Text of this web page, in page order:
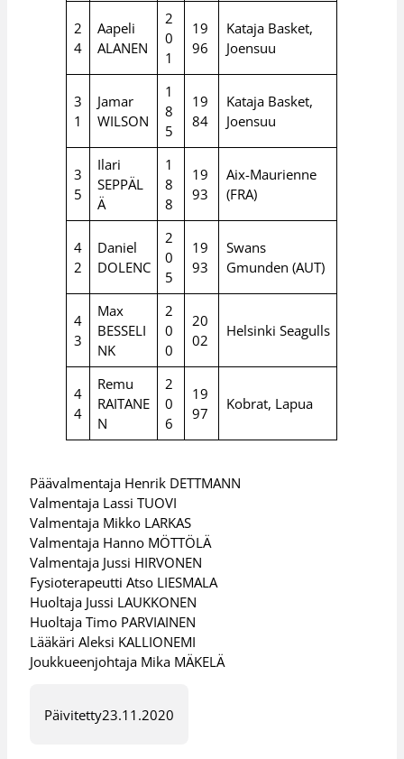
2
4
Aapeli
ALANEN
2
0
1
19
96
Kataja Basket,
Joensuu
3
1
Jamar
WILSON
1
8
5
19
84
Kataja Basket,
Joensuu
3
5
Ilari
SEPPÄL
Ä
1
8
8
19
93
Aix-Maurienne
(FRA)
4
2
Daniel
DOLENC
2
0
5
19
93
Swans
Gmunden (AUT)
4
3
Max
BESSELI
NK
2
0
0
20
02
Helsinki Seagulls
4
4
Remu
RAITANE
N
2
0
6
19
97
Kobrat, Lapua
Päävalmentaja Henrik DETTMANN
Valmentaja Lassi TUOVI
Valmentaja Mikko LARKAS
Valmentaja Hanno MÖTTÖLÄ
Valmentaja Jussi HIRVONEN
Fysioterapeutti Atso LIESMALA
Huoltaja Jussi LAUKKONEN
Huoltaja Timo PARVIAINEN
Lääkäri Aleksi KALLIONEMI
Joukkueenjohtaja Mika MÄKELÄ
Päivitetty23.11.2020